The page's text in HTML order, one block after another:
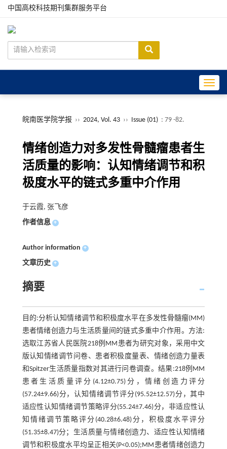
中国高校科技期刊集群服务平台
皖南医学院学报 ›› 2024, Vol. 43 ›› Issue (01) : 79 -82.
情绪创造力对多发性骨髓瘤患者生
活质量的影响：认知情绪调节和积
极度水平的链式多重中介作用
于云霞, 张飞彦
作者信息 +
Author information +
文章历史 +
摘要
目的:分析认知情绪调节和积极度水平在多发性骨髓瘤(MM)
患者情绪创造力与生活质量间的链式多重中介作用。方法:
选取江苏省人民医院218例MM患者为研究对象，采用中文
版认知情绪调节问卷、患者积极度量表、情绪创造力量表
和Spitzer生活质量指数对其进行问卷调查。结果:218例MM
患者生活质量评分(4.12±0.75)分，情绪创造力评分
(57.24±9.66)分，认知情绪调节评分(95.52±12.57)分，其中
适应性认知情绪调节策略评分(55.24±7.46)分，非适应性认
知情绪调节策略评分(40.28±6.48)分，积极度水平评分
(51.35±8.47)分；生活质量与情绪创造力、适应性认知情绪
调节和积极度水平均呈正相关(P<0.05);MM患者情绪创造力